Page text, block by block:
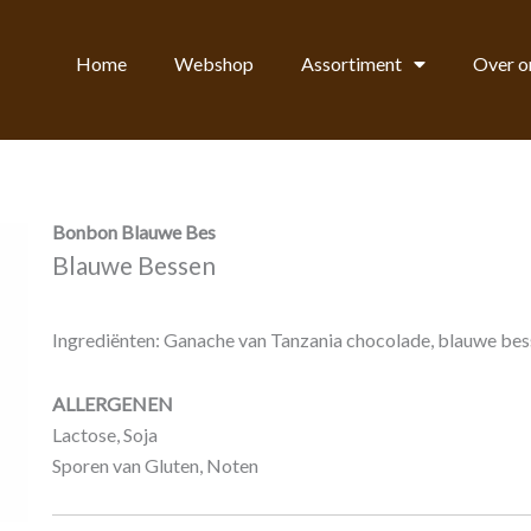
Home Webshop Assortiment Over
Bonbon Blauwe Bes
Blauwe Bessen
Ingrediënten: Ganache van Tanzania chocolade, blauwe
ALLERGENEN
Lactose, Soja
Sporen van Gluten, Noten